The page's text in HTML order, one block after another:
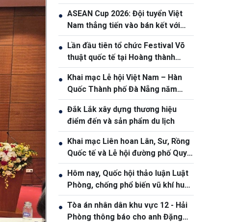
Phan Anh, sinh năm 1980
● ASEAN Cup 2026: Đội tuyển Việt
Nam thẳng tiến vào bán kết với
thành tích nhất bảng
● Lần đầu tiên tổ chức Festival Võ
thuật quốc tế tại Hoàng thành
Thăng Long
● Khai mạc Lễ hội Việt Nam – Hàn
Quốc Thành phố Đà Nẵng năm
2026
● Đắk Lắk xây dựng thương hiệu
điểm đến và sản phẩm du lịch
● Khai mạc Liên hoan Lân, Sư, Rồng
Quốc tế và Lễ hội đường phố Quy
Nhơn – Gia Lai 2026
● Hôm nay, Quốc hội thảo luận Luật
Phòng, chống phổ biến vũ khí huỷ
diệt hàng loạt
● Tòa án nhân dân khu vực 12 - Hải
Phòng thông báo cho anh Đặng